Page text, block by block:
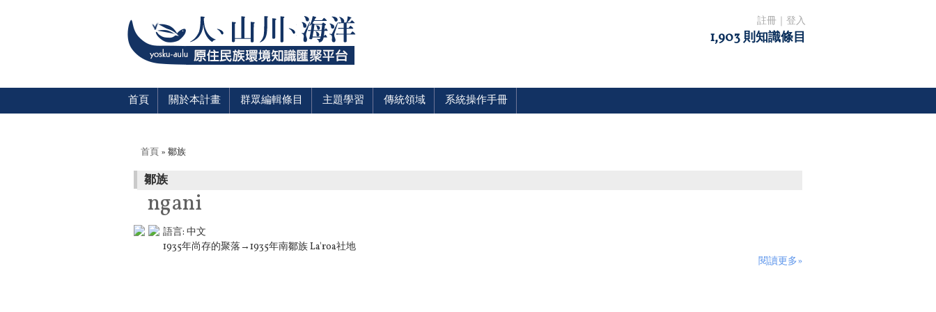
註冊 登入
1,903 則知識條目
首頁 關於本計畫 群眾編輯條目 主題學習 傳統領域 系統操作手冊
您在這裡
首頁 » 鄒族
鄒族
ngani
語言: 中文
1935年尚存的聚落→1935年南鄒族 La'roa社地
閱讀更多»